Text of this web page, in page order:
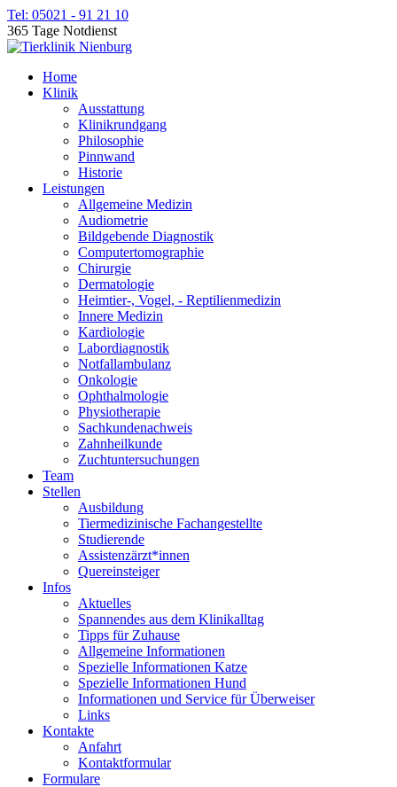
Tel: 05021 - 91 21 10
365 Tage Notdienst
Home
Klinik
Ausstattung
Klinikrundgang
Philosophie
Pinnwand
Historie
Leistungen
Allgemeine Medizin
Audiometrie
Bildgebende Diagnostik
Computertomographie
Chirurgie
Dermatologie
Heimtier-, Vogel, - Reptilienmedizin
Innere Medizin
Kardiologie
Labordiagnostik
Notfallambulanz
Onkologie
Ophthalmologie
Physiotherapie
Sachkundenachweis
Zahnheilkunde
Zuchtuntersuchungen
Team
Stellen
Ausbildung
Tiermedizinische Fachangestellte
Studierende
Assistenzärzt*innen
Quereinsteiger
Infos
Aktuelles
Spannendes aus dem Klinikalltag
Tipps für Zuhause
Allgemeine Informationen
Spezielle Informationen Katze
Spezielle Informationen Hund
Informationen und Service für Überweiser
Links
Kontakte
Anfahrt
Kontaktformular
Formulare